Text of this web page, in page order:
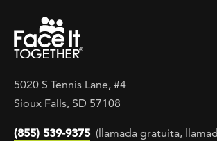
5020 S Tennis Lane, #4
Sioux Falls, SD 57108
(855) 539-9375 (llamada gratuita,